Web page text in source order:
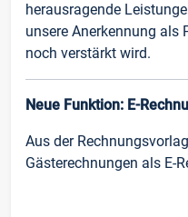
herausragende
unsere Anerkennung als
noch verstärkt wird.
Neue Funktion: E-
Aus der
Gästerechnungen als E-